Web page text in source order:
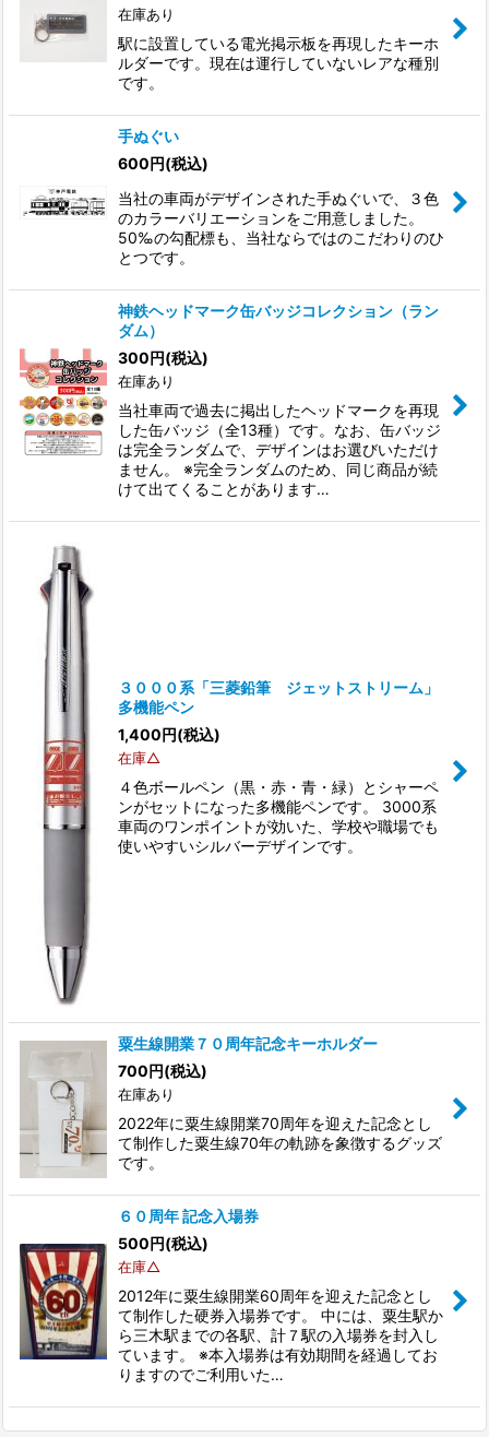
在庫あり
駅に設置している電光掲示板を再現したキーホ
ルダーです。現在は運行していないレアな種別
です。
手ぬぐい
600円(税込)
当社の車両がデザインされた手ぬぐいで、３色
のカラーバリエーションをご用意しました。
50‰の勾配標も、当社ならではのこだわりのひ
とつです。
神鉄ヘッドマーク缶バッジコレクション（ラン
ダム）
300円(税込)
在庫あり
当社車両で過去に掲出したヘッドマークを再現
した缶バッジ（全13種）です。なお、缶バッジ
は完全ランダムで、デザインはお選びいただけ
ません。 ※完全ランダムのため、同じ商品が続
けて出てくることがあります…
３０００系「三菱鉛筆 ジェットストリーム」
多機能ペン
1,400円(税込)
在庫△
４色ボールペン（黒・赤・青・緑）とシャーペ
ンがセットになった多機能ペンです。 3000系
車両のワンポイントが効いた、学校や職場でも
使いやすいシルバーデザインです。
粟生線開業７０周年記念キーホルダー
700円(税込)
在庫あり
2022年に粟生線開業70周年を迎えた記念とし
て制作した粟生線70年の軌跡を象徴するグッズ
です。
６０周年 記念入場券
500円(税込)
在庫△
2012年に粟生線開業60周年を迎えた記念とし
て制作した硬券入場券です。 中には、粟生駅か
ら三木駅までの各駅、計７駅の入場券を封入し
ています。 ※本入場券は有効期間を経過してお
りますのでご利用いた…